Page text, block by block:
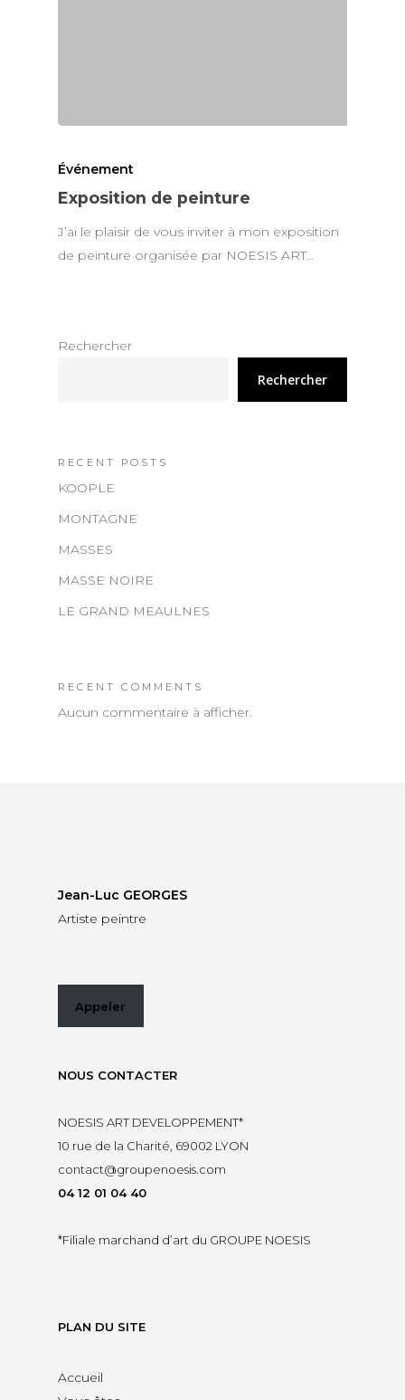
Événement
Exposition de peinture
J’ai le plaisir de vous inviter à mon exposition
de peinture organisée par NOESIS ART…
Rechercher
Rechercher
RECENT POSTS
KOOPLE
MONTAGNE
MASSES
MASSE NOIRE
LE GRAND MEAULNES
RECENT COMMENTS
Aucun commentaire à afficher.
Jean-Luc GEORGES
Artiste peintre
Appeler
NOUS CONTACTER
NOESIS ART DEVELOPPEMENT*
10 rue de la Charité, 69002 LYON
contact@groupenoesis.com
04 12 01 04 40
*Filiale marchand d’art du GROUPE NOESIS
PLAN DU SITE
Accueil